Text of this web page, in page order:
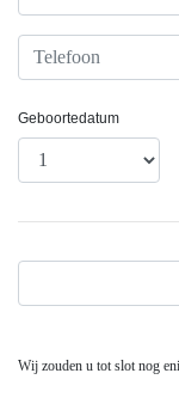
Geboortedatum
Wij zouden u tot slot nog